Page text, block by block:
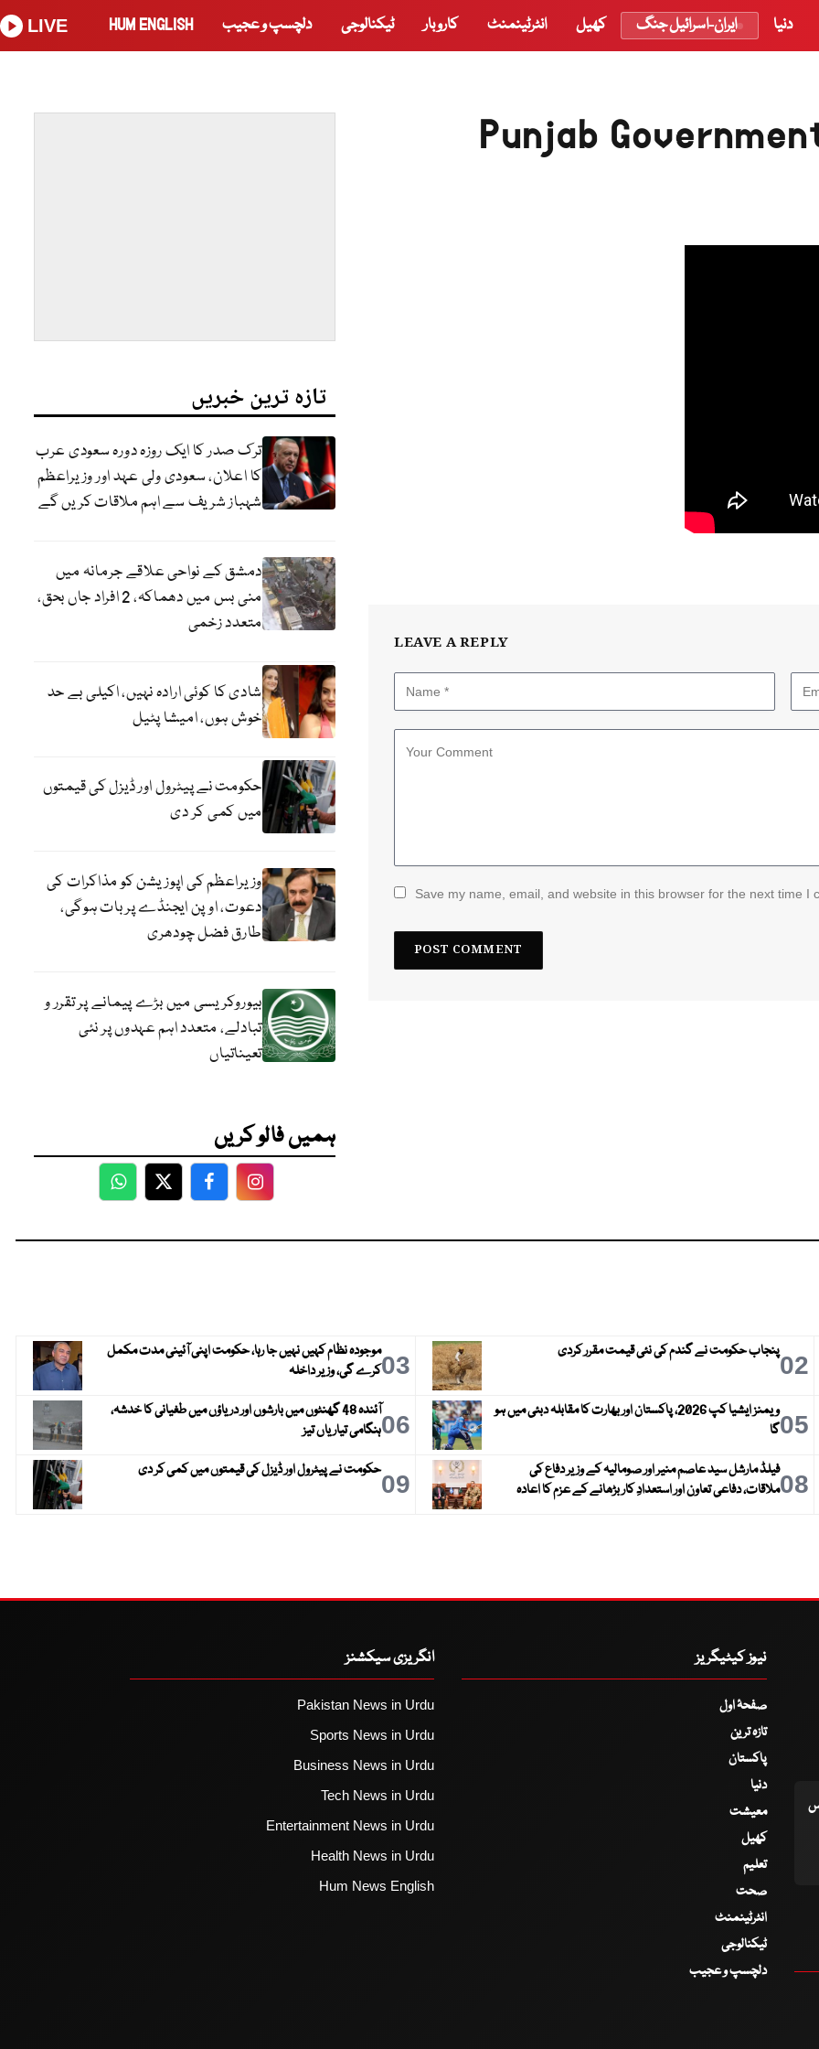
دنیا ایران-اسرائیل جنگ کھیل انٹرٹینمنٹ کاروبار ٹیکنالوجی دلچسپ و عجیب HUM ENGLISH
LIVE
Punjab
LEAVE A REPLY
Save my name, email, and website in this browser for the next time I
تازہ ترین خبریں
ترک صدر کا ایک روزہ دورہ سعودی عرب
کا اعلان، سعودی ولی عہد اور وزیراعظم
شہباز شریف سے اہم ملاقات کریں گے
دمشق کے نواحی علاقے جرمانہ میں
منی بس میں دھماکہ، 2 افراد جاں بحق،
متعدد زخمی
شادی کا کوئی ارادہ نہیں، اکیلی بے حد
خوش ہوں، امیشا پٹیل
حکومت نے پیٹرول اور ڈیزل کی قیمتوں
میں کمی کر دی
وزیراعظم کی اپوزیشن کو مذاکرات کی
دعوت، اوپن ایجنڈے پر بات ہوگی،
طارق فضل چودھری
بیوروکریسی میں بڑے پیمانے پر تقرر و
تبادلے، متعدد اہم عہدوں پر نئی
تعیناتیاں
ہمیں فالو کریں
WhatsApp
TwitterFacebookFacebook
02پنجاب حکومت نے گندم کی نئی قیمت مقرر کردی 03موجودہ نظام کہیں نہیں جا رہا، حکومت اپنی آئینی مدت مکمل
کرے گی، وزیر داخلہ
05
ویمنز ایشیا کپ 2026، پاکستان اور بھارت کا مقابلہ دبئی میں ہو
گا
06
آئندہ 48 گھنٹوں میں بارشوں اور دریاؤں میں طغیانی کا خدشہ،
ہنگامی تیاریاں تیز
08فیلڈ مارشل سید عاصم منیر اور صومالیہ کے وزیر دفاع کی
ملاقات، دفاعی تعاون اور استعدادِ کار بڑھانے کے عزم کا اعادہ
09حکومت نے پیٹرول اور ڈیزل کی قیمتوں میں کمی کر دی
نیوز کیٹیگریز
صفحۂ اول
تازہ ترین
پاکستان
دنیا
معیشت
کھیل
تعلیم
صحت
انٹرٹینمنٹ
ٹیکنالوجی
دلچسپ و عجیب
انگریزی سیکشنز
Pakistan News in Urdu
Sports News in Urdu
Business News in Urdu
Tech News in Urdu
Entertainment News in Urdu
Health News in Urdu
Hum News English